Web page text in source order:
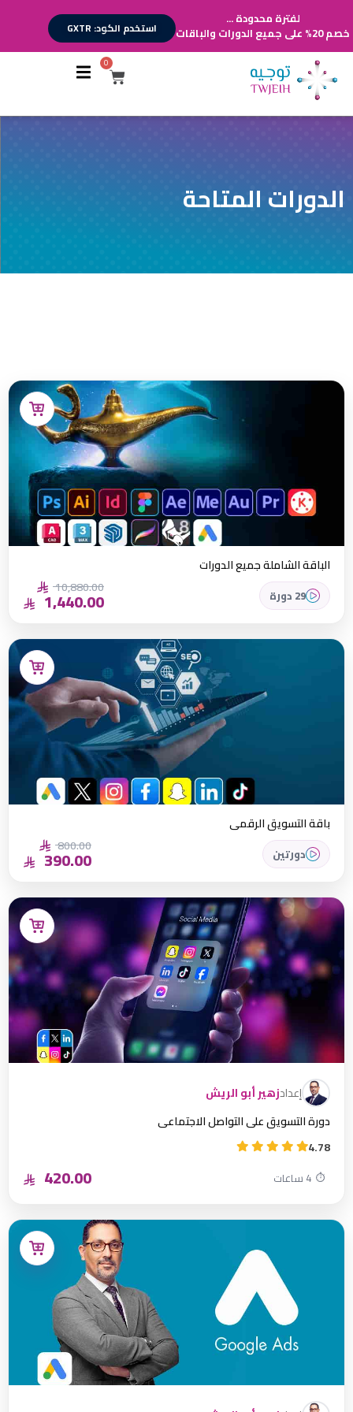
لفترة محدودة ...
خصم 20% على جميع الدورات والباقات استخدم الكود: GXTR
0
أقسام الدورات
تسجيل الدخول
الدورات المتاحة
الباقة الشاملة جميع الدورات
29 دورة 10,880.00
1,440.00
باقة التسويق الرقمي
دورتين 800.00
390.00
إعدادزهير أبو الريش
دورة التسويق على التواصل الاجتماعي
4.78
420.00 ⏱ 4 ساعات